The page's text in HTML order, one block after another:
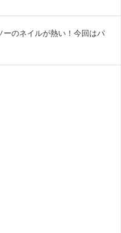
ーのネイルが熱い！今回はパ